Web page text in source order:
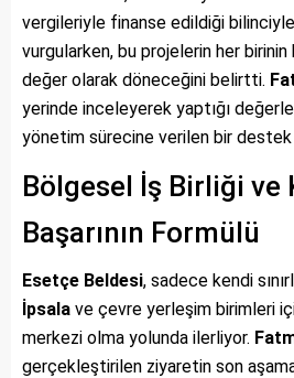
vergileriyle finanse edildiği
vurgularken, bu projelerin her
değer olarak döneceğini belirtti.
yerinde inceleyerek yaptığı
yönetim sürecine verilen bir
Bölgesel İş Birliği ve
Başarının Formülü
Esetçe Beldesi, sadece kendi
İpsala ve çevre yerleşim birimleri
merkezi olma yolunda ilerliyor.
gerçekleştirilen ziyaretin son